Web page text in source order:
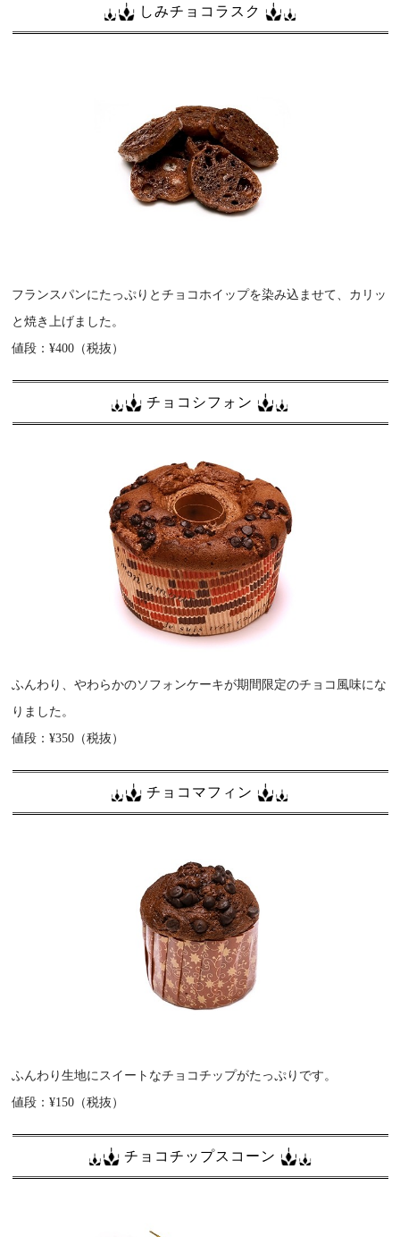
しみチョコラスク
フランスパンにたっぷりとチョコホイップを染み込ませて、カリッ
と焼き上げました。
値段：¥400（税抜）
チョコシフォン
ふんわり、やわらかのソフォンケーキが期間限定のチョコ風味にな
りました。
値段：¥350（税抜）
チョコマフィン
ふんわり生地にスイートなチョコチップがたっぷりです。
値段：¥150（税抜）
チョコチップスコーン